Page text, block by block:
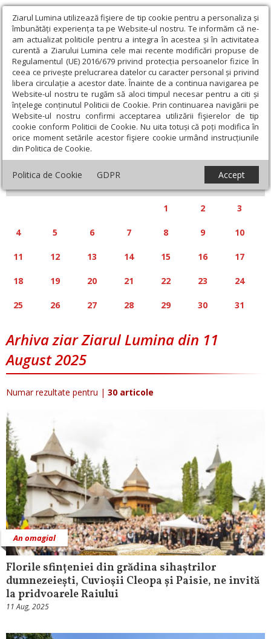
Ziarul Lumina utilizează fişiere de tip cookie pentru a personaliza și
îmbunătăți experiența ta pe Website-ul nostru. Te informăm că ne-
am actualizat politicile pentru a integra în acestea și în activitatea
curentă a Ziarului Lumina cele mai recente modificări propuse de
Regulamentul (UE) 2016/679 privind protecția persoanelor fizice în
ceea ce privește prelucrarea datelor cu caracter personal și privind
libera circulație a acestor date. Înainte de a continua navigarea pe
Website-ul nostru te rugăm să aloci timpul necesar pentru a citi și
înțelege conținutul Politicii de Cookie. Prin continuarea navigării pe
Website-ul nostru confirmi acceptarea utilizării fişierelor de tip
cookie conform Politicii de Cookie. Nu uita totuși că poți modifica în
orice moment setările acestor fişiere cookie urmând instrucțiunile
din Politica de Cookie.
Politica de Cookie GDPR Accept
Calendar articole
« »
AUGUST 2025
S D
1 2 3
4 5 6 7 8 9 10
11 12 13 14 15 16 17
18 19 20 21 22 23 24
25 26 27 28 29 30 31
Arhiva ziar Ziarul Lumina din 11
August 2025
Numar rezultate pentru | 30 articole
An omagial
Florile sfințeniei din grădina sihaștrilor
dumnezeiești, Cuvioşii Cleopa și Paisie, ne invită
la pridvoarele Raiului
11 Aug, 2025